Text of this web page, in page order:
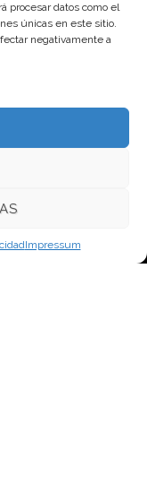
procesar datos como el
únicas en este sitio.
negativamente a
Impressum